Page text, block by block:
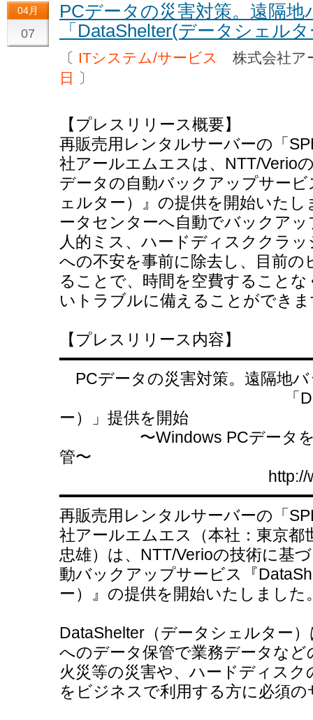
04月
07
PCデータの災害対策。遠隔
「DataShelter(データシェル
〔 ITシステム/サービス
株式会社
日
〕
【プレスリリース概要】
再販売用レンタルサーバーの「
社アールエムエスは、NTT/Verio
データの自動バックアップサー
ェルター）』の提供を開始いた
ータセンターへ自動でバックア
人的ミス、ハードディスククラ
への不安を事前に除去し、目前
ることで、時間を空費すること
いトラブルに備えることができ
【プレスリリース内容】
PCデータの災害対策。遠隔地
「DataShelter(
ー）」提供を開始
〜Windows PCデータを遠
管〜
http://www.data-
再販売用レンタルサーバーの「
社アールエムエス（本社：東京
忠雄）は、NTT/Verioの技術に基
動バックアップサービス『
ー）』の提供を開始いたしました
DataShelter（データシェルター
へのデータ保管で業務データな
火災等の災害や、ハードディス
をビジネスで利用する方に必須